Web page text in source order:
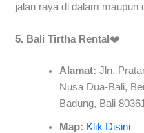
jalan raya di dalam maupun
5. Bali Tirtha Rental ❤️
Alamat: Jln.
Nusa Dua-Bali,
Badung, Bali 80361
Map: Klik Disini